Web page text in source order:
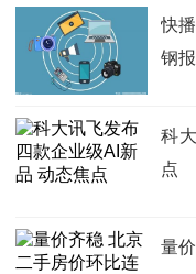
快
钢
科
点
量